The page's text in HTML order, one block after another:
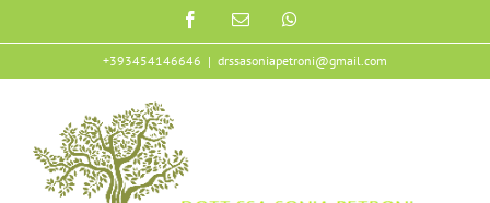
FacebookEmail
+393454146646 | drssasoniapetroni@gmail.com